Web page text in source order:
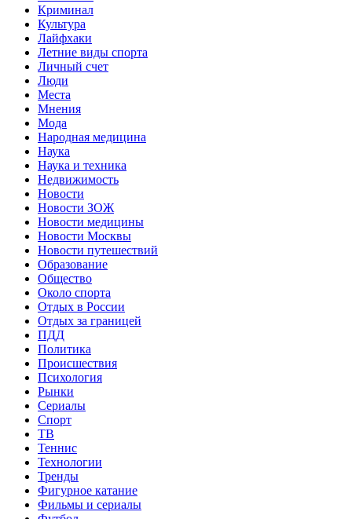
Криминал
Культура
Лайфхаки
Летние виды спорта
Личный счет
Люди
Места
Мнения
Мода
Народная медицина
Наука
Наука и техника
Недвижимость
Новости
Новости ЗОЖ
Новости медицины
Новости Москвы
Новости путешествий
Образование
Общество
Около спорта
Отдых в России
Отдых за границей
ПДД
Политика
Происшествия
Психология
Рынки
Сериалы
Спорт
ТВ
Теннис
Технологии
Тренды
Фигурное катание
Фильмы и сериалы